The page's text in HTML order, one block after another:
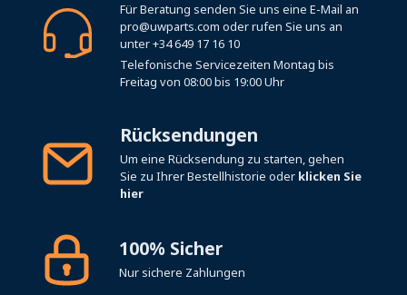
Für Beratung senden Sie uns eine E-Mail an
pro@uwparts.com oder rufen Sie uns an
unter+34 649 17 16 10
Telefonische Servicezeiten Montag bis
Freitag von 08:00 bis 19:00 Uhr
Rücksendungen
Um eine Rücksendung zu starten, gehen
Sie zu Ihrer Bestellhistorie oder klicken Sie
hier
100% Sicher
Nur sichere Zahlungen